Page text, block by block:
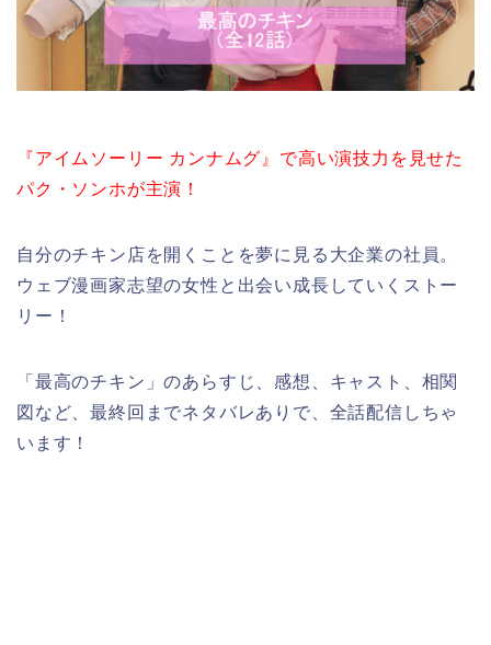
『アイムソーリー カンナムグ』で高い演技力を見せた
パク・ソンホが主演！
自分のチキン店を開くことを夢に見る大企業の社員。
ウェブ漫画家志望の女性と出会い成長していくストー
リー！
「最高のチキン」のあらすじ、感想、キャスト、相関
図など、最終回までネタバレありで、全話配信しちゃ
います！